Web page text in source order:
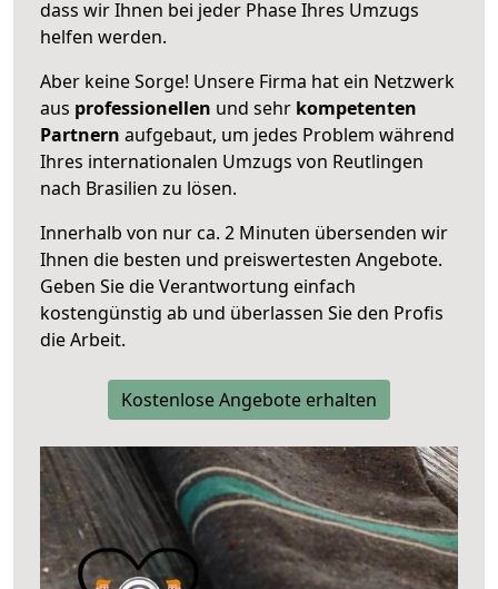
dass wir Ihnen bei jeder Phase Ihres Umzugs
helfen werden.
Aber keine Sorge! Unsere Firma hat ein Netzwerk
aus professionellen und sehr kompetenten
Partnern aufgebaut, um jedes Problem während
Ihres internationalen Umzugs von Reutlingen
nach Brasilien zu lösen.
Innerhalb von nur ca. 2 Minuten übersenden wir
Ihnen die besten und preiswertesten Angebote.
Geben Sie die Verantwortung einfach
kostengünstig ab und überlassen Sie den Profis
die Arbeit.
Kostenlose Angebote erhalten